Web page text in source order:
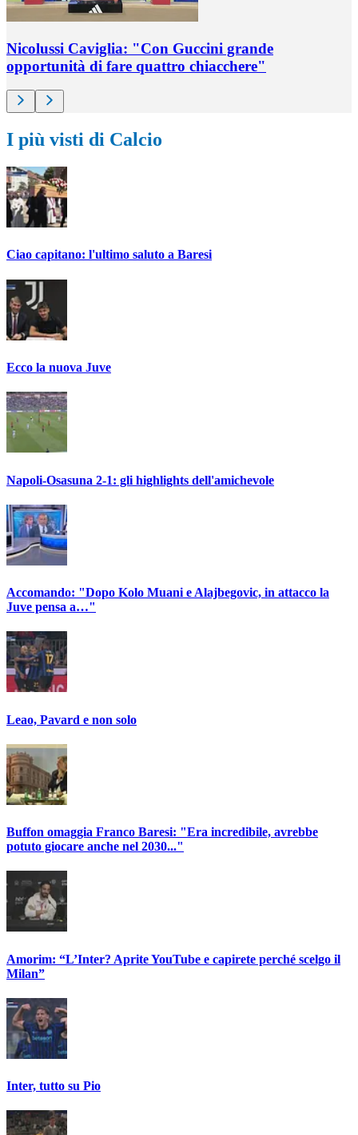
Nicolussi Caviglia: "Con Guccini grande
opportunità di fare quattro chiacchere"
I più visti di Calcio
Ciao capitano: l'ultimo saluto a Baresi
Ecco la nuova Juve
Napoli-Osasuna 2-1: gli highlights dell'amichevole
Accomando: "Dopo Kolo Muani e Alajbegovic, in attacco la
Juve pensa a…"
Leao, Pavard e non solo
Buffon omaggia Franco Baresi: "Era incredibile, avrebbe
potuto giocare anche nel 2030..."
Amorim: “L’Inter? Aprite YouTube e capirete perché scelgo il
Milan”
Inter, tutto su Pio